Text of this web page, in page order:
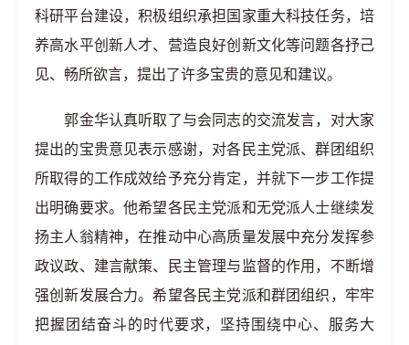
科研平台建设，积极组织承担国家重大科技任务，培
养高水平创新人才、营造良好创新文化等问题各抒己
见、畅所欲言，提出了许多宝贵的意见和建议。
郭金华认真听取了与会同志的交流发言，对大家
提出的宝贵意见表示感谢，对各民主党派、群团组织
所取得的工作成效给予充分肯定，并就下一步工作提
出明确要求。他希望各民主党派和无党派人士继续发
扬主人翁精神，在推动中心高质量发展中充分发挥参
政议政、建言献策、民主管理与监督的作用，不断增
强创新发展合力。希望各民主党派和群团组织，牢牢
把握团结奋斗的时代要求，坚持围绕中心、服务大